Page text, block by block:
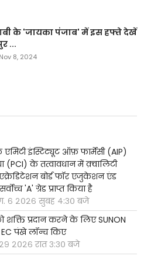
के 'जायका पंजाब' में इस हफ्ते देखें
...
Nov 8, 2024
एमिटी इंस्टिट्यूट ऑफ़ फार्मेसी (AIP)
(PCI) के तत्वावधान में क़्वालिटी
बोर्ड फॉर एजुकेशन एंड
'A' ग्रेड प्राप्त किया है
६ २०२६ सुबह ४:३० बजे
शक्ति प्रदान करने के लिए SUNON
पंखे लॉन्च किए
२०२६ रात ३:३० बजे